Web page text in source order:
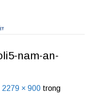
nam-an-
2279 × 900 trong